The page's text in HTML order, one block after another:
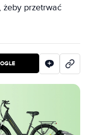
żeby przetrwać